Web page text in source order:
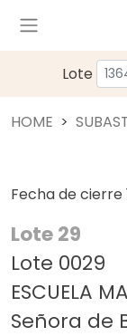
Lote
HOME
Fecha de cierre
Lote 29
Lote 0029
ESCUELA
Señora de